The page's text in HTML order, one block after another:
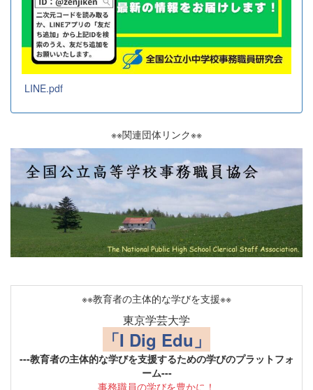
LINE.pdf
※※関連団体リンク※※
※※教育者の主体的な学びを支援※※
東京学芸大学
「I Dig Edu」
---教育者の主体的な学びを支援するための学びのプラットフォ
ーム---
事務職員の学びを豊かに！